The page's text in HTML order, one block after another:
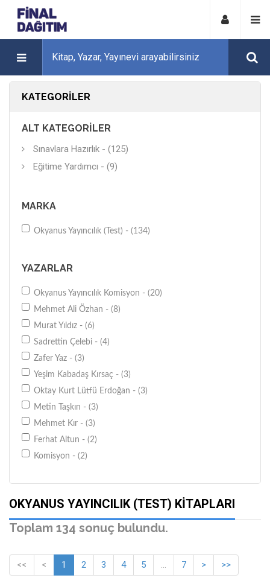
KATEGORILER
ALT KATEGORILER
Sınavlara Hazırlık - (125)
Eğitime Yardımcı - (9)
MARKA
Okyanus Yayıncılık (Test) - (134)
YAZARLAR
Okyanus Yayıncılık Komisyon - (20)
Mehmet Ali Özhan - (8)
Murat Yıldız - (6)
Sadrettin Çelebi - (4)
Zafer Yaz - (3)
Yeşim Kabadaş Kırsaç - (3)
Oktay Kurt Lütfü Erdoğan - (3)
Metin Taşkın - (3)
Mehmet Kır - (3)
Ferhat Altun - (2)
Komisyon - (2)
Mehmet İsmail Nas - (2)
Mesut Erdemir - (2)
Sabri Aksu Tuncer Şimdi - (2)
Ömer Öztel - (2)
OKYANUS YAYINCILIK (TEST) KITAPLARI
Toplam 134 sonuç bulundu.
<< < 1 2 3 4 5 ... 7 > >>